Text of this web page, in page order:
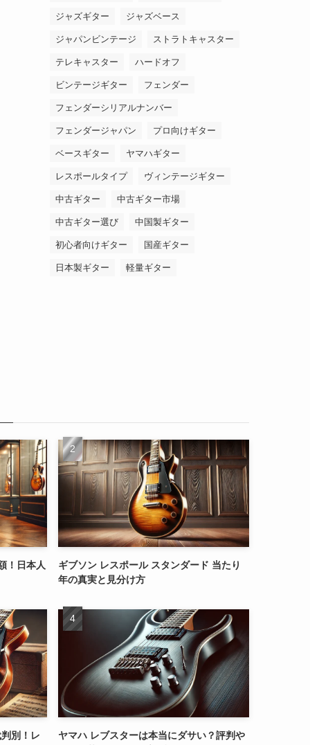
ジャズギター ジャズベース
ジャパンビンテージ ストラトキャスター
テレキャスター ハードオフ
ビンテージギター フェンダー
フェンダーシリアルナンバー
フェンダージャパン プロ向けギター
ベースギター ヤマハギター
レスポールタイプ ヴィンテージギター
中古ギター 中古ギター市場
中古ギター選び 中国製ギター
初心者向けギター 国産ギター
日本製ギター 軽量ギター
！日本人
ギブソン レスポール スタンダード 当たり
年の真実と見分け方
別！レ
ヤマハ レブスターは本当にダサい？評判や